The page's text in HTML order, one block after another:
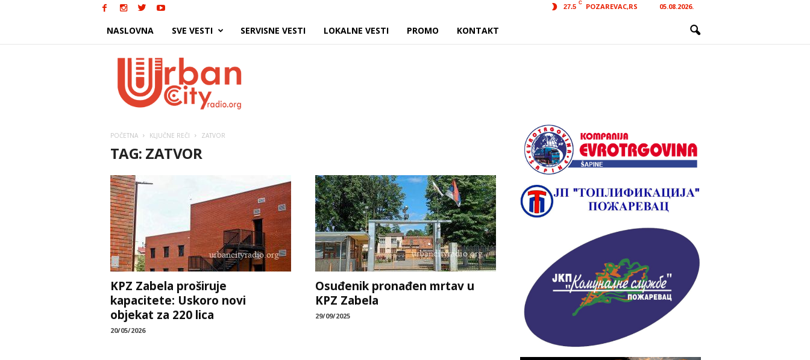
27.5
C POZAREVAC,RS 05.08.2026.
NASLOVNA SVE VESTI SERVISNE VESTI LOKALNE VESTI PROMO KONTAKT
POČETNA KLJUČNE REČI ZATVOR
TAG: ZATVOR
KPZ Zabela proširuje
kapacitete: Uskoro novi
objekat za 220 lica
20/05/2026
Osuđenik pronađen mrtav u
KPZ Zabela
29/09/2025